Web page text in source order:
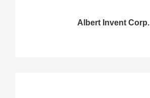
Albert Invent Corp.